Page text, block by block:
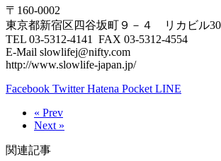
〒160-0002
東京都新宿区四谷坂町９－４ リカビル
TEL 03-5312-4141 FAX 03-5312-4554
E-Mail slowlifej@nifty.com
http://www.slowlife-japan.jp/
Facebook TwitterHatena Pocket LINE
« Prev
Next »
関連記事